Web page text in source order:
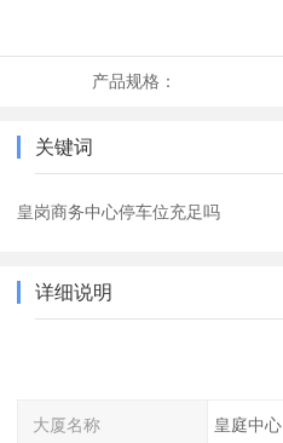
产品规格：
关键词
皇岗商务中心停车位充足吗
详细说明
大厦名称 皇庭中心